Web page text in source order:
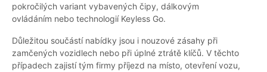
pokročilých variant vybavených čipy, dálkovým
ovládáním nebo technologií Keyless Go.
Důležitou součástí nabídky jsou i nouzové zásahy při
zamčených vozidlech nebo při úplné ztrátě klíčů. V těchto
případech zajistí tým firmy příjezd na místo, otevření vozu,